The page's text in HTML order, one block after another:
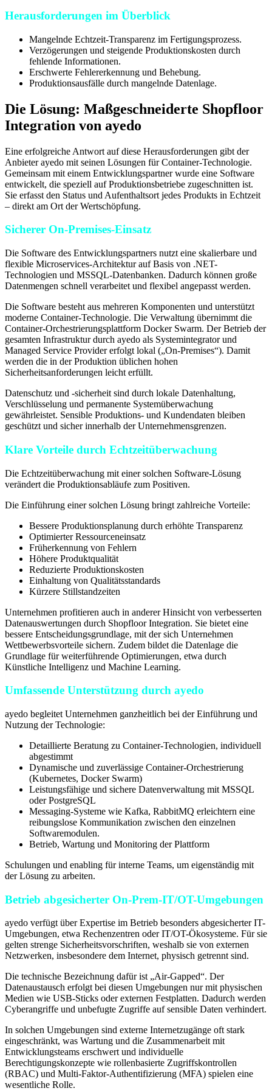
Herausforderungen im Überblick
Mangelnde Echtzeit-Transparenz im Fertigungsprozess.
Verzögerungen und steigende Produktionskosten durch
fehlende Informationen.
Erschwerte Fehlererkennung und Behebung.
Produktionsausfälle durch mangelnde Datenlage.
Die Lösung: Maßgeschneiderte Shopfloor
Integration von ayedo
Eine erfolgreiche Antwort auf diese Herausforderungen gibt der
Anbieter ayedo mit seinen Lösungen für Container-Technologie.
Gemeinsam mit einem Entwicklungspartner wurde eine Software
entwickelt, die speziell auf Produktionsbetriebe zugeschnitten ist.
Sie erfasst den Status und Aufenthaltsort jedes Produkts in Echtzeit
– direkt am Ort der Wertschöpfung.
Sicherer On-Premises-Einsatz
Die Software des Entwicklungspartners nutzt eine skalierbare und
flexible Microservices-Architektur auf Basis von .NET-
Technologien und MSSQL-Datenbanken. Dadurch können große
Datenmengen schnell verarbeitet und flexibel angepasst werden.
Die Software besteht aus mehreren Komponenten und unterstützt
moderne Container-Technologie. Die Verwaltung übernimmt die
Container-Orchestrierungsplattform Docker Swarm. Der Betrieb der
gesamten Infrastruktur durch ayedo als Systemintegrator und
Managed Service Provider erfolgt lokal („On-Premises“). Damit
werden die in der Produktion üblichen hohen
Sicherheitsanforderungen leicht erfüllt.
Datenschutz und -sicherheit sind durch lokale Datenhaltung,
Verschlüsselung und permanente Systemüberwachung
gewährleistet. Sensible Produktions- und Kundendaten bleiben
geschützt und sicher innerhalb der Unternehmensgrenzen.
Klare Vorteile durch Echtzeitüberwachung
Die Echtzeitüberwachung mit einer solchen Software-Lösung
verändert die Produktionsabläufe zum Positiven.
Die Einführung einer solchen Lösung bringt zahlreiche Vorteile:
Bessere Produktionsplanung durch erhöhte Transparenz
Optimierter Ressourceneinsatz
Früherkennung von Fehlern
Höhere Produktqualität
Reduzierte Produktionskosten
Einhaltung von Qualitätsstandards
Kürzere Stillstandzeiten
Unternehmen profitieren auch in anderer Hinsicht von verbesserten
Datenauswertungen durch Shopfloor Integration. Sie bietet eine
bessere Entscheidungsgrundlage, mit der sich Unternehmen
Wettbewerbsvorteile sichern. Zudem bildet die Datenlage die
Grundlage für weiterführende Optimierungen, etwa durch
Künstliche Intelligenz und Machine Learning.
Umfassende Unterstützung durch ayedo
ayedo begleitet Unternehmen ganzheitlich bei der Einführung und
Nutzung der Technologie:
Detaillierte Beratung zu Container-Technologien, individuell
abgestimmt
Dynamische und zuverlässige Container-Orchestrierung
(Kubernetes, Docker Swarm)
Leistungsfähige und sichere Datenverwaltung mit MSSQL
oder PostgreSQL
Messaging-Systeme wie Kafka, RabbitMQ erleichtern eine
reibungslose Kommunikation zwischen den einzelnen
Softwaremodulen.
Betrieb, Wartung und Monitoring der Plattform
Schulungen und enabling für interne Teams, um eigenständig mit
der Lösung zu arbeiten.
Betrieb abgesicherter On-Prem-IT/OT-Umgebungen
ayedo verfügt über Expertise im Betrieb besonders abgesicherter IT-
Umgebungen, etwa Rechenzentren oder IT/OT-Ökosysteme. Für sie
gelten strenge Sicherheitsvorschriften, weshalb sie von externen
Netzwerken, insbesondere dem Internet, physisch getrennt sind.
Die technische Bezeichnung dafür ist „Air-Gapped“. Der
Datenaustausch erfolgt bei diesen Umgebungen nur mit physischen
Medien wie USB-Sticks oder externen Festplatten. Dadurch werden
Cyberangriffe und unbefugte Zugriffe auf sensible Daten verhindert.
In solchen Umgebungen sind externe Internetzugänge oft stark
eingeschränkt, was Wartung und die Zusammenarbeit mit
Entwicklungsteams erschwert und individuelle
Berechtigungskonzepte wie rollenbasierte Zugriffskontrollen
(RBAC) und Multi-Faktor-Authentifizierung (MFA) spielen eine
wesentliche Rolle.